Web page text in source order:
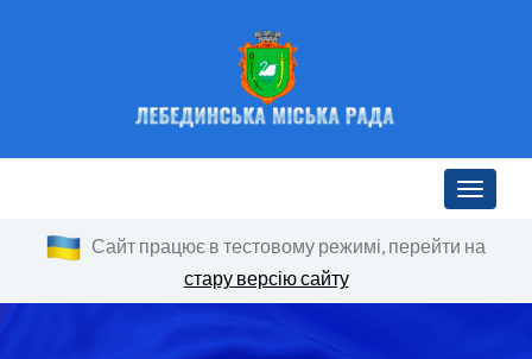
Toggle
Сайт працює в тестовому режимі, перейти на
стару версію сайту